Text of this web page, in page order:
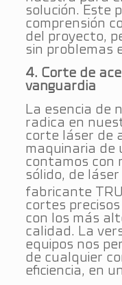
solución. Este
comprensión
del proyecto,
sin problemas
4. Corte de
vanguardia
La esencia de
radica en
corte láser de
maquinaria de
contamos con
sólido, de láser
fabricante
cortes
con los más
calidad. La
equipos nos
de cualquier
eficiencia, en